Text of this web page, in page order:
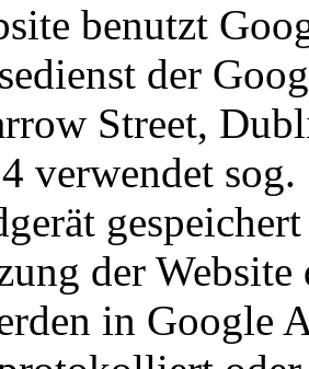
benutzt
der
Street,
verwendet
der
in Google